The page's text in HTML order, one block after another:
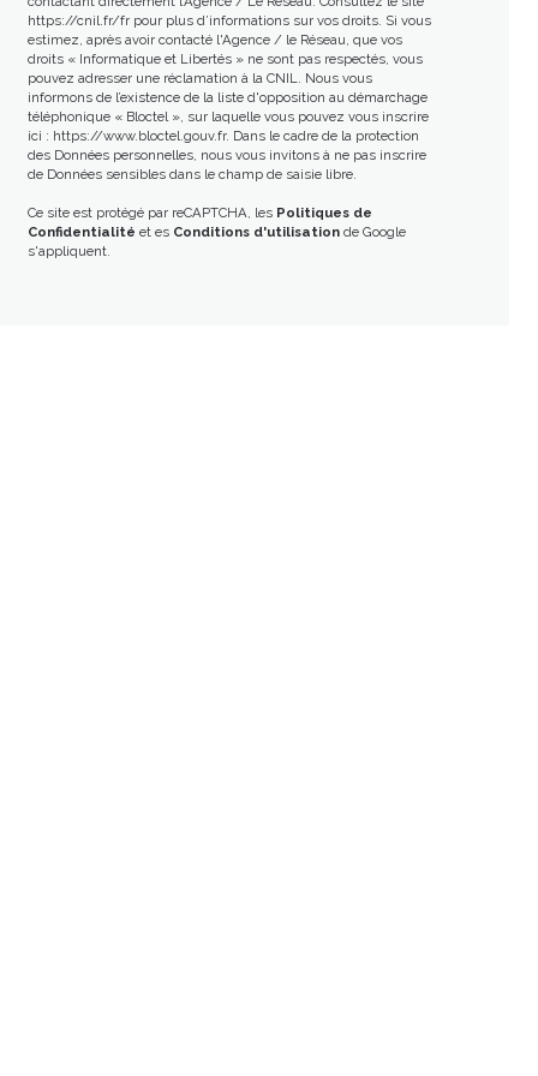
https://cnil.fr/frpour plus d’informations sur vos droits. Si vous
estimez, après avoir contacté l'Agence / le Réseau, que vos
droits « Informatique et Libertés » ne sont pas respectés, vous
pouvez adresser une réclamation à la CNIL. Nous vous
informons de l’existence de la liste d'opposition au démarchage
téléphonique « Bloctel », sur laquelle vous pouvez vous inscrire
ici : https://www.bloctel.gouv.fr. Dans le cadre de la protection
des Données personnelles, nous vous invitons à ne pas inscrire
de Données sensibles dans le champ de saisie libre.
Ce site est protégé par reCAPTCHA, les Politiques de
Confidentialité et es Conditions d'utilisationde Google
s'appliquent.